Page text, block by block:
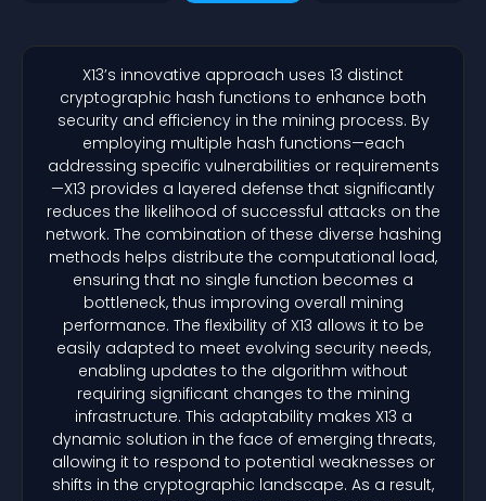
X13’s innovative approach uses 13 distinct
cryptographic hash functions to enhance both
security and efficiency in the mining process. By
employing multiple hash functions—each
addressing specific vulnerabilities or requirements
—X13 provides a layered defense that significantly
reduces the likelihood of successful attacks on the
network. The combination of these diverse hashing
methods helps distribute the computational load,
ensuring that no single function becomes a
bottleneck, thus improving overall mining
performance. The flexibility of X13 allows it to be
easily adapted to meet evolving security needs,
enabling updates to the algorithm without
requiring significant changes to the mining
infrastructure. This adaptability makes X13 a
dynamic solution in the face of emerging threats,
allowing it to respond to potential weaknesses or
shifts in the cryptographic landscape. As a result,